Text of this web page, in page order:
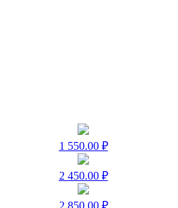
1 550.00 ₽
2 450.00 ₽
2 850.00 ₽